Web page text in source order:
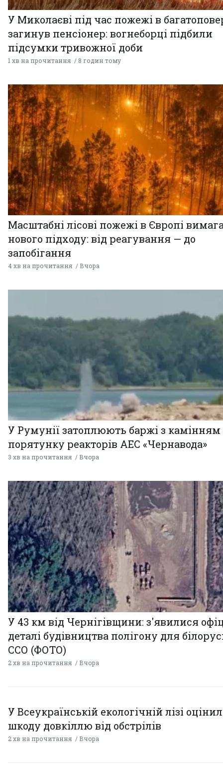
У Миколаєві під час пожежі в
загинув пенсіонер: вогнеборці підбили
підсумки тривожної доби
1 хв на прочитання 8 годин тому
Масштабні лісові пожежі в Європі
нового підходу: від реагування — до
запобігання
4 хв на прочитання Вчора
У Румунії затоплюють баржі з
порятунку реакторів АЕС «Чернавода»
3 хв на прочитання Вчора
У 43 км від Чернігівщини: з'явилися
деталі будівництва полігону для
ССО (ФОТО)
2 хв на прочитання Вчора
У Всеукраїнській екологічній лізі
шкоду довкіллю від обстрілів
2 хв на прочитання Вчора